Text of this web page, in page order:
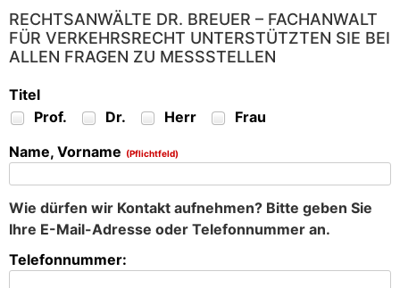
RECHTSANWÄLTE DR. BREUER – FACHANWALT
FÜR VERKEHRSRECHT UNTERSTÜTZTEN SIE BEI
ALLEN FRAGEN ZU MESSSTELLEN
Titel
Prof.
Dr. Herr
Frau
Name, Vorname (Pflichtfeld)
Wie dürfen wir Kontakt aufnehmen? Bitte geben Sie
Ihre E-Mail-Adresse oder Telefonnummer an.
Telefonnummer: